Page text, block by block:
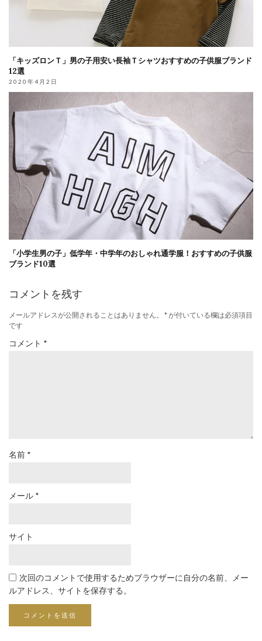
「キッズロンＴ」男の子用安い長袖Ｔシャツおすすめの子供服ブランド
12選
2020年4月2日
「小学生男の子」低学年・中学年のおしゃれ通学服！おすすめの子供服
ブランド10選
コメントを残す
メールアドレスが公開されることはありません。 *が付いている欄は必須項目
です
コメント *
名前 *
メール *
サイト
次回のコメントで使用するためブラウザーに自分の名前、メー
ルアドレス、サイトを保存する。